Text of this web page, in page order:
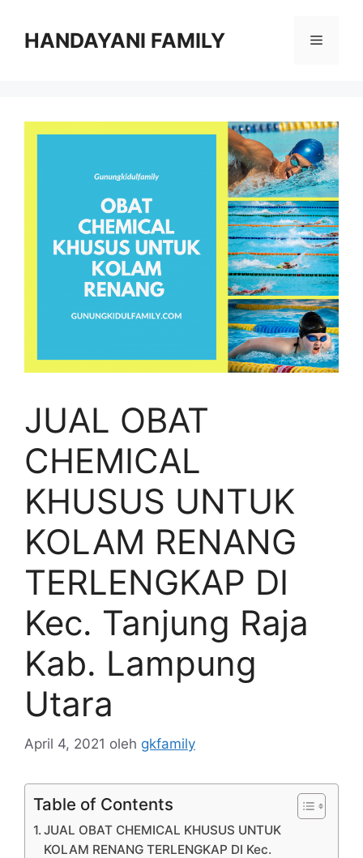
HANDAYANI FAMILY Menu
JUAL OBAT
CHEMICAL
KHUSUS UNTUK
KOLAM RENANG
TERLENGKAP DI
Kec. Tanjung Raja
Kab. Lampung
Utara
April 4, 2021 oleh gkfamily
Table of Contents
JUAL OBAT CHEMICAL KHUSUS UNTUK
KOLAM RENANG TERLENGKAP DI Kec.